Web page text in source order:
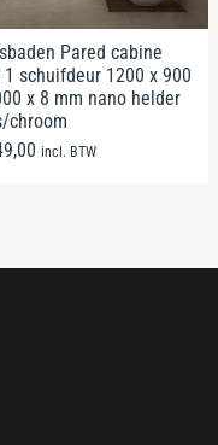
Pared cabine
1 schuifdeur 1200 x 900
x 8 mm nano helder
chroom
incl. BTW